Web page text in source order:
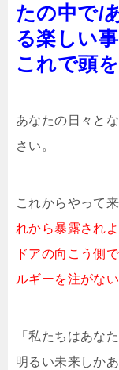
たの中で/
る楽しい
これで頭
あなたの日々と
さい。
これからやって
れから暴露され
ドアの向こう側
ルギーを注がな
「私たちはあな
明るい未来しか